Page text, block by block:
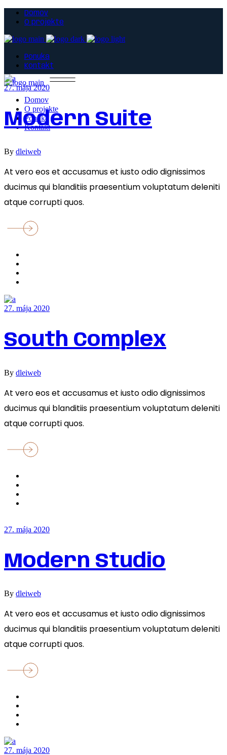
Domov
O projekte
Ponuka
Kontakt
Domov
O projekte
Ponuka
Kontakt
27. mája 2020
Modern Suite
By dleiweb
At vero eos et accusamus et iusto odio dignissimos
ducimus qui blanditiis praesentium voluptatum deleniti
atque corrupti quos.
27. mája 2020
South Complex
By dleiweb
At vero eos et accusamus et iusto odio dignissimos
ducimus qui blanditiis praesentium voluptatum deleniti
atque corrupti quos.
27. mája 2020
Modern Studio
By dleiweb
At vero eos et accusamus et iusto odio dignissimos
ducimus qui blanditiis praesentium voluptatum deleniti
atque corrupti quos.
27. mája 2020